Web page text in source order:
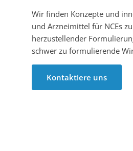
Wir finden Konzepte und
und Arzneimittel für NCEs
herzustellender
schwer zu formulierende
Kontaktiere uns